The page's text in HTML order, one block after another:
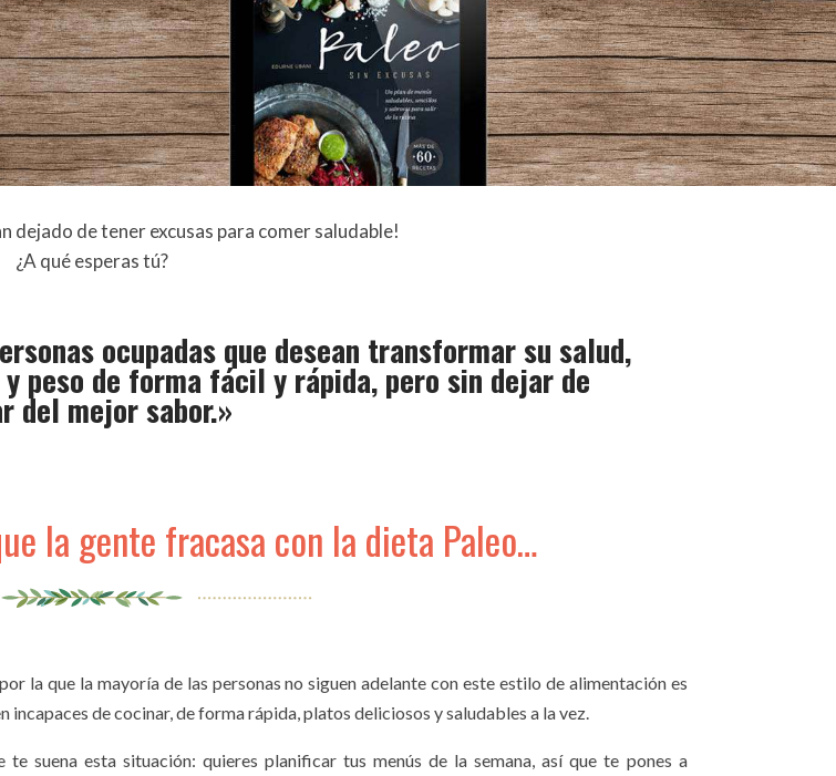
dejado de tener excusas para comer saludable!
¿A qué esperas tú?
ocupadas que desean transformar su salud,
peso de forma fácil y rápida, pero sin dejar de
del mejor sabor.»
la gente fracasa con la dieta Paleo…
la que la mayoría de las personas no siguen adelante con este estilo de alimentación es
incapaces de cocinar, de forma rápida, platos deliciosos y saludables a la vez.
te suena esta situación: quieres planificar tus menús de la semana, así que te pones a